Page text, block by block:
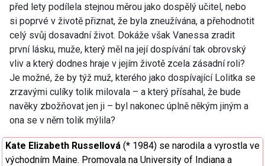
před lety podílela stejnou měrou jako dospělý učitel, nebo
si poprvé v životě přiznat, že byla zneužívána, a přehodnotit
celý svůj dosavadní život. Dokáže však Vanessa zradit
první lásku, muže, který měl na její dospívání tak obrovský
vliv a který dodnes hraje v jejím životě zcela zásadní roli?
Je možné, že by týž muž, kterého jako dospívající Lolitka se
zrzavými culíky tolik milovala – a který přísahal, že bude
navěky zbožňovat jen ji – byl nakonec úplně někým jiným a
ona se v něm tolik mýlila?
Kate Elizabeth Russellová (* 1984) se narodila a vyrostla ve
východním Maine. Promovala na University of Indiana a